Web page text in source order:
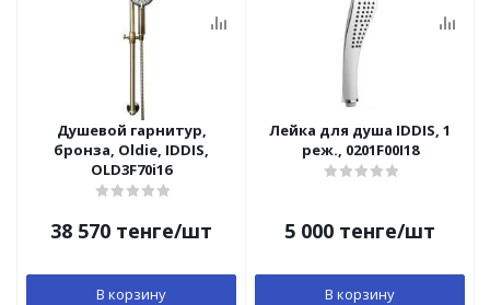
Душевой гарнитур,
бронза, Oldie, IDDIS,
OLD3F70i16
38 570 тенге/шт
В корзину
Лейка для душа IDDIS, 1
реж., 0201F00I18
5 000 тенге/шт
В корзину